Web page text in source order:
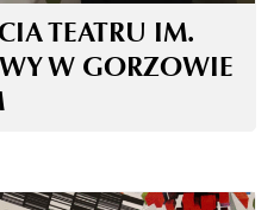
TEATRU IM.
W GORZOWIE